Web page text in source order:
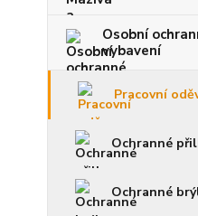
Osobní
vybavení
Pracovní
Ochranné
Ochranné